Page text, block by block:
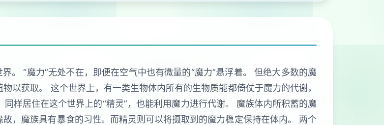
。 “魔力”无处不在，即便在空气中也有微量的“魔力”悬浮着。 但绝大多数的魔
以获取。 这个世界上，有一类生物体内所有的生物质能都倚仗于魔力的代谢，
样居住在这个世界上的“精灵”，也能利用魔力进行代谢。 魔族体内所积蓄的魔
，魔族具有暴食的习性。而精灵则可以将摄取到的魔力稳定保持在体内。 两个